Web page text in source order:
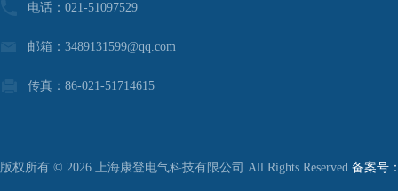
电话：021-51097529
邮箱：3489131599@qq.com
传真：86-021-51714615
版权所有 © 2026 上海康登电气科技有限公司 All Rights Reserved 备案号